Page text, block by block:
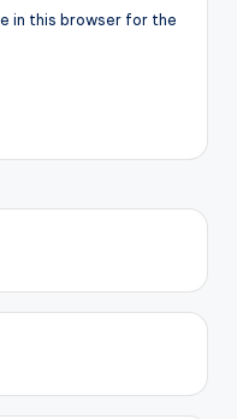
in this browser for the